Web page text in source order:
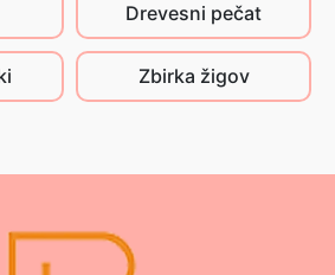
Drevesni pečat
Zbirka žigov